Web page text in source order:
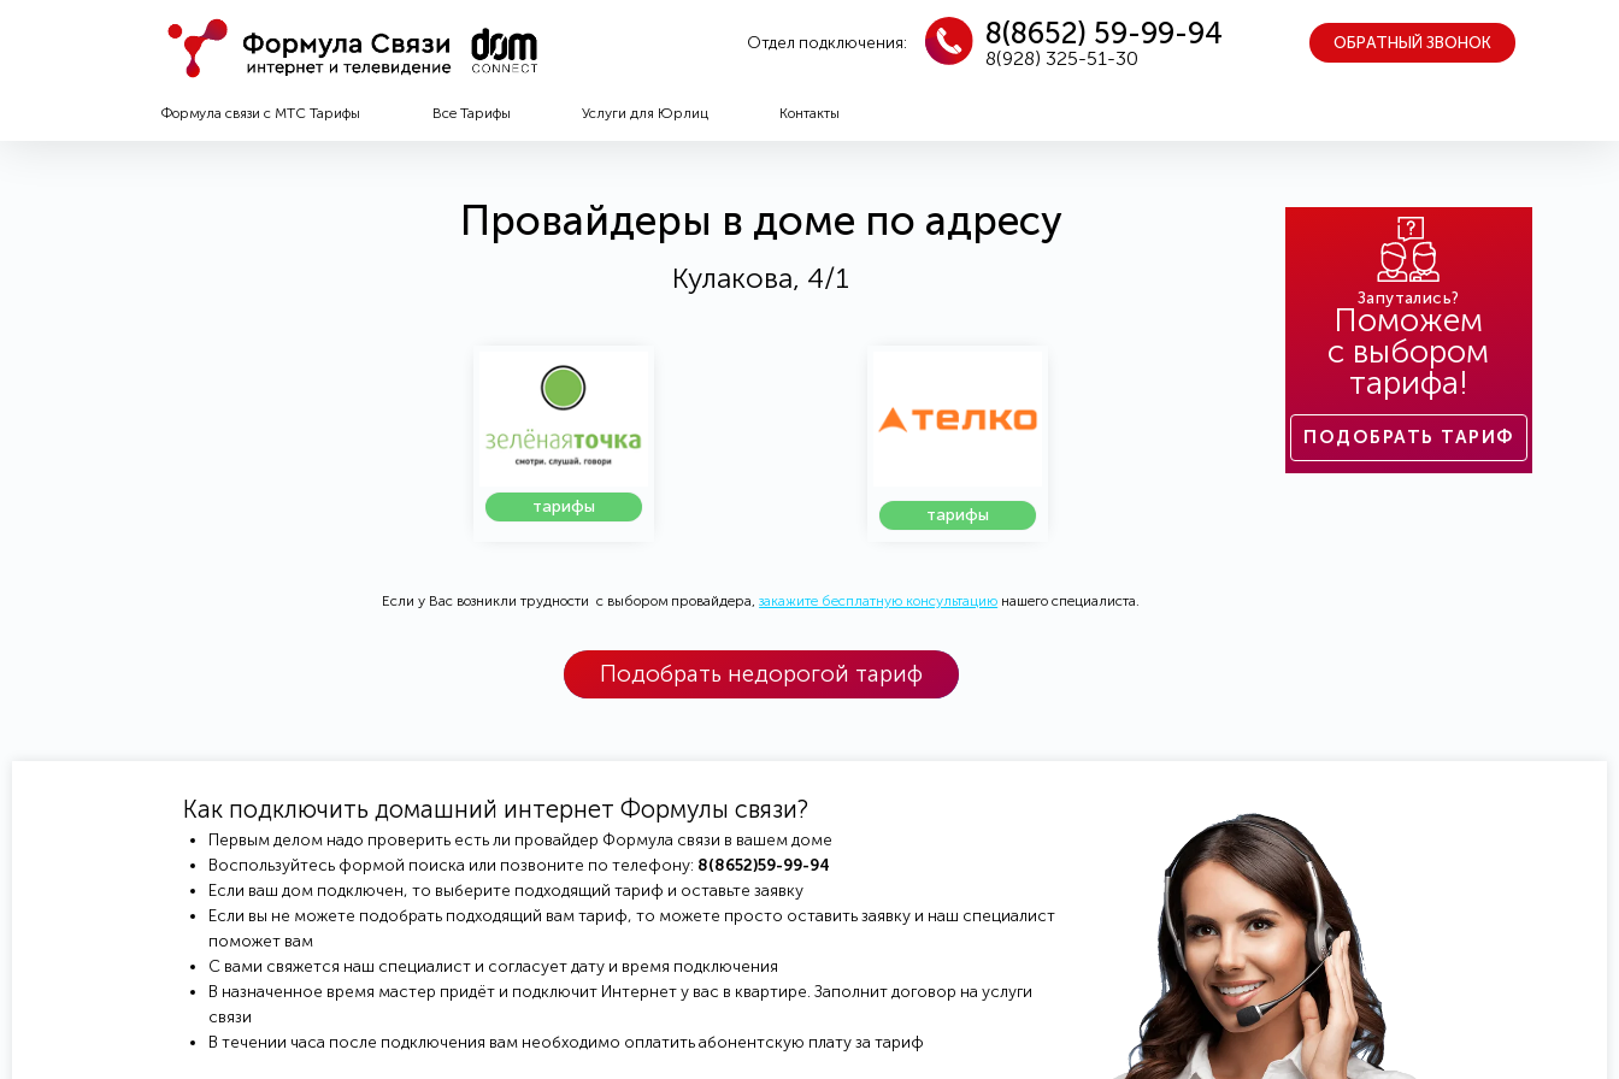
Отдел подключения: 8(8652) 59-99-94
8(928) 325-51-30
ОБРАТНЫЙ ЗВОНОК
Формула связи с МТС Тарифы Все Тарифы Услуги для Юрлиц Контакты
Провайдеры в доме по адресу
Кулакова, 4/1
тарифы тарифы
Если у Вас возникли трудности с выбором провайдера,закажите бесплатную консультацию нашего специалиста.
Подобрать недорогой тариф
Запутались?
Поможем
с выбором
тарифа!
ПОДОБРАТЬ ТАРИФ
Как подключить домашний интернет Формулы связи?
Первым делом надо проверить есть ли провайдер Формула связи в вашем доме
Воспользуйтесь формой поиска или позвоните по телефону: 8(8652)59-99-94
Если ваш дом подключен, то выберите подходящий тариф и оставьте заявку
Если вы не можете подобрать подходящий вам тариф, то можете просто оставить заявку и наш специалист
поможет вам
С вами свяжется наш специалист и согласует дату и время подключения
В назначенное время мастер придёт и подключит Интернет у вас в квартире. Заполнит договор на услуги
связи
В течении часа после подключения вам необходимо оплатить абонентскую плату за тариф